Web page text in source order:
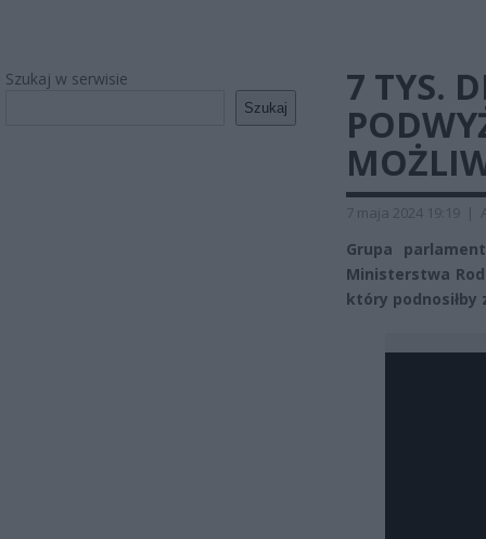
Szukaj w serwisie
Szukaj
7 TYS.
7 maja 2024 19:19 |
Grupa
Ministerstwa
który podnosiłby